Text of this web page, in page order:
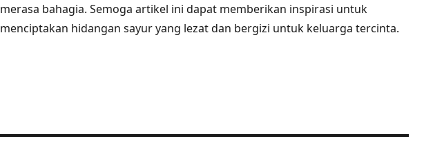
merasa bahagia. Semoga artikel ini dapat memberikan inspirasi untuk
menciptakan hidangan sayur yang lezat dan bergizi untuk keluarga tercinta.